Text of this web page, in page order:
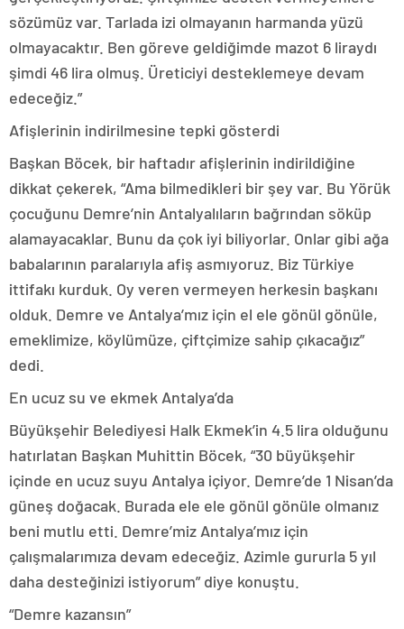
sözümüz var. Tarlada izi olmayanın harmanda yüzü
olmayacaktır. Ben göreve geldiğimde mazot 6 liraydı
şimdi 46 lira olmuş. Üreticiyi desteklemeye devam
edeceğiz.”
Afişlerinin indirilmesine tepki gösterdi
Başkan Böcek, bir haftadır afişlerinin indirildiğine
dikkat çekerek, “Ama bilmedikleri bir şey var. Bu Yörük
çocuğunu Demre’nin Antalyalıların bağrından söküp
alamayacaklar. Bunu da çok iyi biliyorlar. Onlar gibi ağa
babalarının paralarıyla afiş asmıyoruz. Biz Türkiye
ittifakı kurduk. Oy veren vermeyen herkesin başkanı
olduk. Demre ve Antalya’mız için el ele gönül gönüle,
emeklimize, köylümüze, çiftçimize sahip çıkacağız”
dedi.
En ucuz su ve ekmek Antalya’da
Büyükşehir Belediyesi Halk Ekmek’in 4.5 lira olduğunu
hatırlatan Başkan Muhittin Böcek, “30 büyükşehir
içinde en ucuz suyu Antalya içiyor. Demre’de 1 Nisan’da
güneş doğacak. Burada ele ele gönül gönüle olmanız
beni mutlu etti. Demre’miz Antalya’mız için
çalışmalarımıza devam edeceğiz. Azimle gururla 5 yıl
daha desteğinizi istiyorum” diye konuştu.
“Demre kazansın”